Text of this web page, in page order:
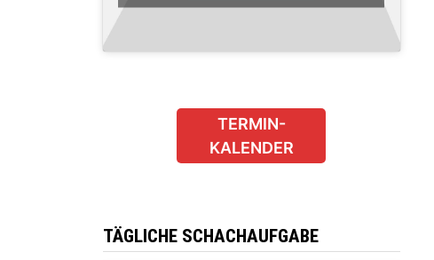
TERMIN-
KALENDER
TÄGLICHE SCHACHAUFGABE